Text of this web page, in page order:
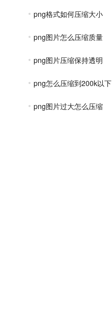
png格式如何压缩大小
png图片怎么压缩质量
png图片压缩保持透明
png怎么压缩到200k以下
png图片过大怎么压缩